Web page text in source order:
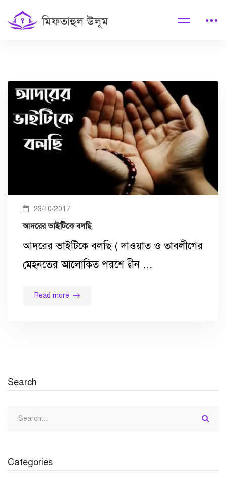
23/10/2017
আদরের ভাইটিকে বলছি
আদরের ভাইটিকে বলছি ( দাওয়াত ও তাবলীগের
মেহনতের আলোকিত পরশে দ্বীন …
Read more
Search
Search
Categories